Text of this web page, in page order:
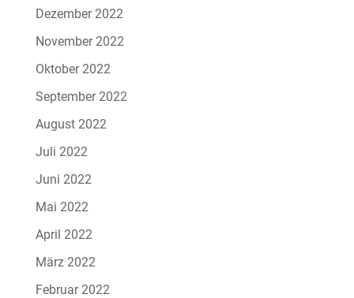
Dezember 2022
November 2022
Oktober 2022
September 2022
August 2022
Juli 2022
Juni 2022
Mai 2022
April 2022
März 2022
Februar 2022